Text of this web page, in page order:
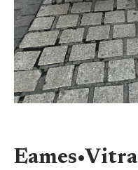
Eames•Vitra